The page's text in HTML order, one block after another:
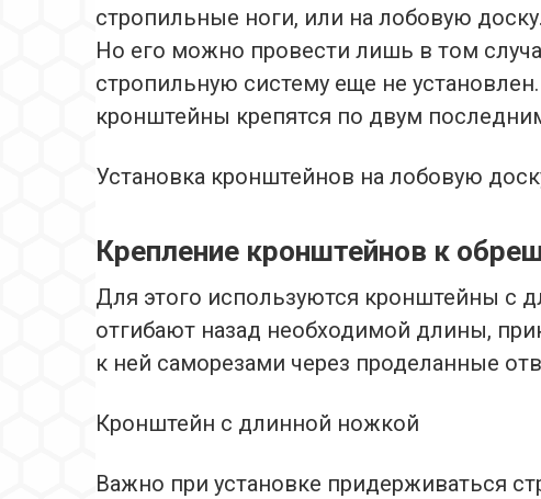
стропильные ноги, или на лобовую
Но его можно провести лишь в том
стропильную систему еще не
кронштейны крепятся по двум
Установка кронштейнов на лобовую
Крепление кронштейнов к
Для этого используются кронштейны с
отгибают назад необходимой длины,
к ней саморезами через проделанные
Кронштейн с длинной ножкой
Важно при установке придерживаться